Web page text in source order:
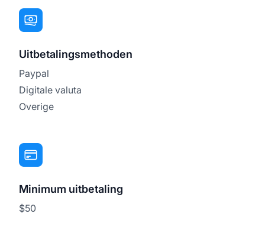
Uitbetalingsmethoden
Paypal
Digitale valuta
Overige
Minimum uitbetaling
$50